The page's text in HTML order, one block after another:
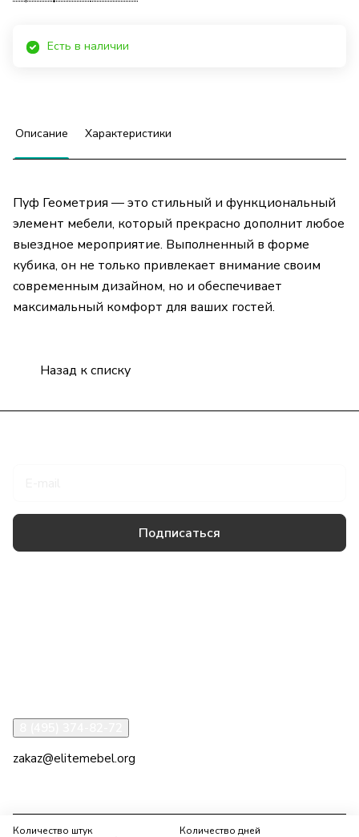
Количество дней
Количество штук
Есть в наличии
Описание Характеристики
Пуф Геометрия — это стильный и функциональный
элемент мебели, который прекрасно дополнит любое
выездное мероприятие. Выполненный в форме
кубика, он не только привлекает внимание своим
современным дизайном, но и обеспечивает
максимальный комфорт для ваших гостей.
Назад к списку
Подписаться
zakaz@elitemebel.org